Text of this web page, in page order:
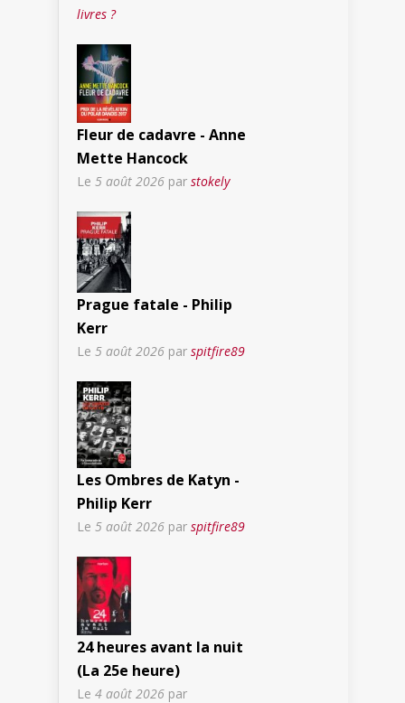
livres ?
Fleur de cadavre - Anne
Mette Hancock
Le 5 août 2026 par stokely
Prague fatale - Philip
Kerr
Le 5 août 2026 par spitfire89
Les Ombres de Katyn -
Philip Kerr
Le 5 août 2026 par spitfire89
24 heures avant la nuit
(La 25e heure)
Le 4 août 2026 par